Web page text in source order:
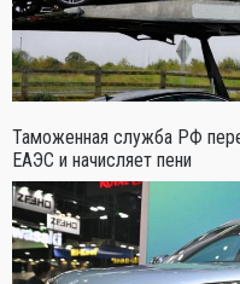
Таможенная служба РФ
ЕАЭС и начисляет пени